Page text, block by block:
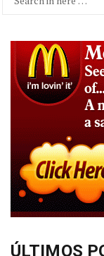
Search
ÚLTIMOS